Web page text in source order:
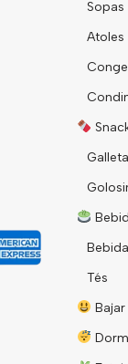
Sopas
Atoles
Tés